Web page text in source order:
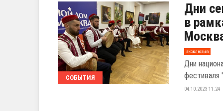
СОБЫТИЯ
Дни
в
эксклюзив
Дни
04.10.2023 11:24